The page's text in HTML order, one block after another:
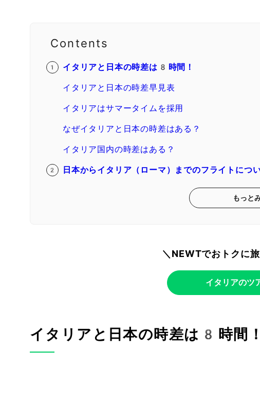
Contents
イタリアと日本の時差は8時間！
イタリアと日本の時差早見表
イタリアはサマータイムを採用
なぜイタリアと日本の時差はある？
イタリア国内の時差はある？
日本からイタリア（ローマ）までのフライトにつ
もっと
＼NEWTでおトクに
イタリアのツ
イタリアと日本の時差は8時間！